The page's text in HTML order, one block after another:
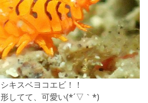
キスベヨコエビ！！
してて、可愛い(*´▽｀*)